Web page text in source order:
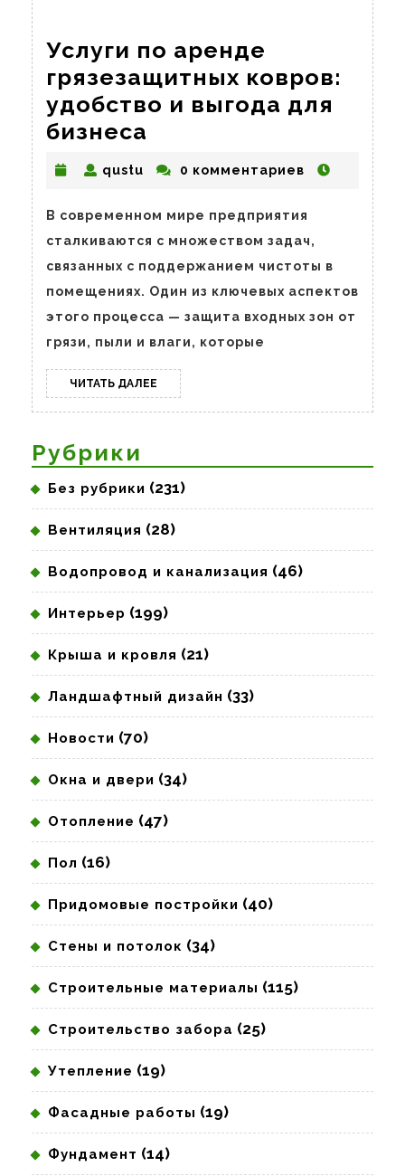
Услуги по аренде
грязезащитных ковров:
удобство и выгода для
бизнеса
по
аренде
грязезащитных
ковров:
удобство
и
выгода
для
бизнеса
qustu qustu0 комментариев
В современном мире предприятия
сталкиваются с множеством задач,
связанных с поддержанием чистоты в
помещениях. Один из ключевых аспектов
этого процесса — защита входных зон от
грязи, пыли и влаги, которые
ЧИТАТЬ ДАЛЕЕ ЧИТАТЬ
ДАЛЕЕ
Рубрики
Без рубрики (231)
Вентиляция (28)
Водопровод и канализация (46)
Интерьер (199)
Крыша и кровля (21)
Ландшафтный дизайн (33)
Новости (70)
Окна и двери (34)
Отопление (47)
Пол (16)
Придомовые постройки (40)
Стены и потолок (34)
Строительные материалы (115)
Строительство забора (25)
Утепление (19)
Фасадные работы (19)
Фундамент (14)